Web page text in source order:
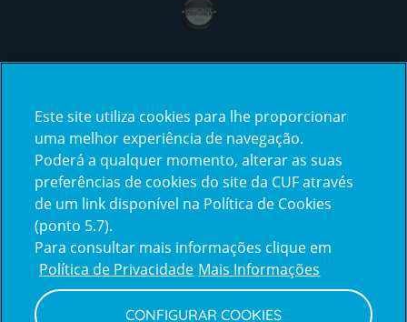
Reclamações
e
elogios
Este site utiliza cookies para lhe proporcionar
uma melhor experiência de navegação.
Poderá a qualquer momento, alterar as suas
preferências de cookies do site da CUF através
de um link disponível na Política de Cookies
(ponto 5.7).
Para consultar mais informações clique em
Política de Privacidade Mais Informações
CONFIGURAR COOKIES